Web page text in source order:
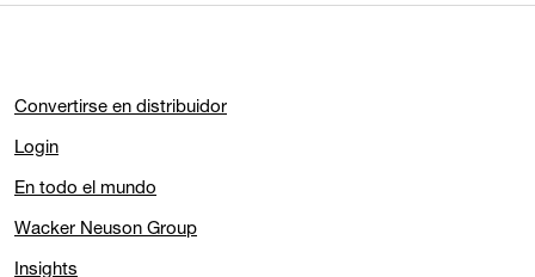
Convertirse en distribuidor
Login
En todo el mundo
Wacker Neuson Group
Insights